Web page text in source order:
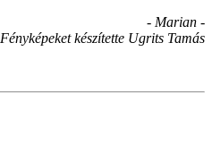
- Marian -
Fényképeket készítette Ugrits Tamás